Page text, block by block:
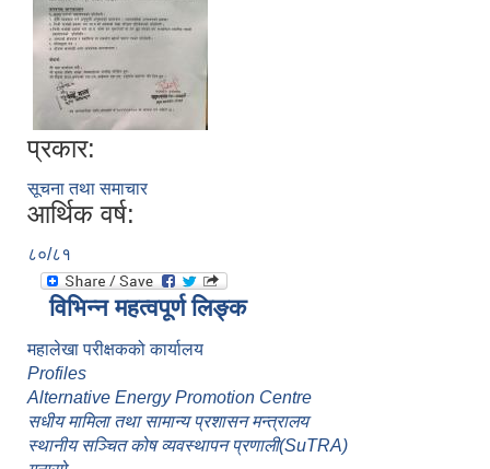
प्रकार:
सूचना तथा समाचार
आर्थिक वर्ष:
८०/८१
विभिन्न महत्वपूर्ण लिङ्क
महालेखा परीक्षकको कार्यालय
Profiles
Alternative Energy Promotion Centre
सधीय मामिला तथा सामान्य प्रशासन मन्त्रालय
स्थानीय सञ्चित कोष व्यवस्थापन प्रणाली(SuTRA)